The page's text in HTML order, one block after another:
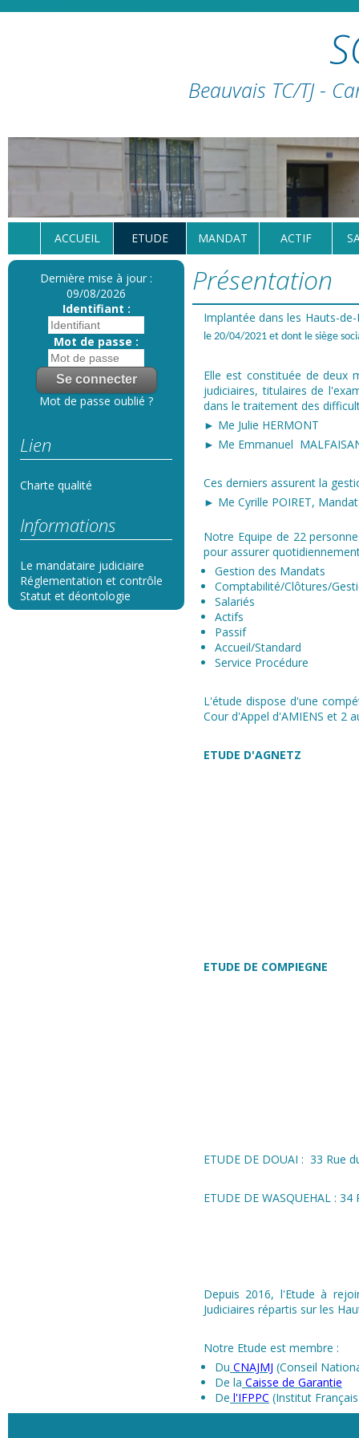
Beauvais TC/TJ -
ACCUEIL ETUDE MANDAT ACTIF
Dernière mise à jour :
09/08/2026
Identifiant :
Mot de passe :
Mot de passe oublié ?
Lien
Charte qualité
Informations
Le mandataire judiciaire
Réglementation et contrôle
Statut et déontologie
Présentation
Implantée dans les Hauts-
le 20/04/2021 et dont le siège
Elle est constituée de deux
judiciaires, titulaires de
dans le traitement des
► Me Julie HERMONT
► Me Emmanuel
Ces derniers assurent la
► Me Cyrille POIRET,
Notre Equipe de 22
pour assurer
Gestion des Mandats
Comptabilité/Clôtures/
Salariés​
Actifs
Passif
Accueil/Standard
Service Procédure
L'étude dispose d'une
Cour d'Appel d'AMIENS et 2
ETUDE D'AGNETZ
ETUDE DE COMPIEGNE
ETUDE DE DOUAI : 33 Rue
ETUDE DE WASQUEHAL :
Depuis 2016, l'Etude à
Judiciaires répartis sur les
Notre Etude est membre :
Du CNAJMJ (Conseil
De la Caisse de Garantie
De l'IFPPC (Institut